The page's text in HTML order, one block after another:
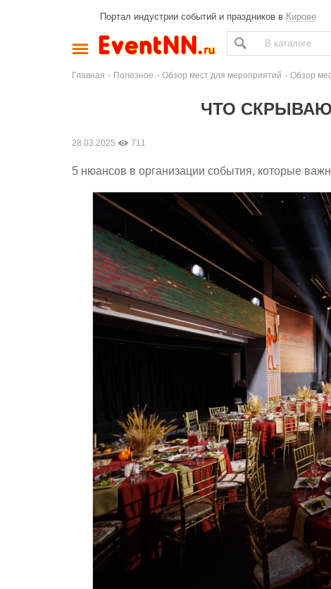
Портал индустрии событий и праздников в Кирове
Главная - Полезное - Обзор мест для мероприятий - Обзор
ЧТО
28.03.2025 711
5 нюансов в организации события, которые